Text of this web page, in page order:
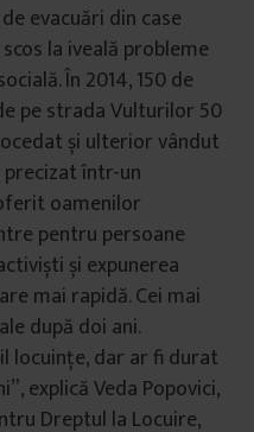
evacuări din case
la iveală probleme
În 2014, 150 de
pe strada Vulturilor 50
și ulterior vândut
într-un
oamenilor
pentru persoane
și expunerea
mai rapidă. Cei mai
după doi ani.
locuințe, dar ar fi durat
explică Veda Popovici,
Dreptul la Locuire,